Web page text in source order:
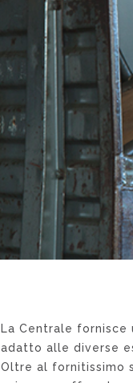
La Centrale
adatto alle diverse
Oltre al fornitissimo